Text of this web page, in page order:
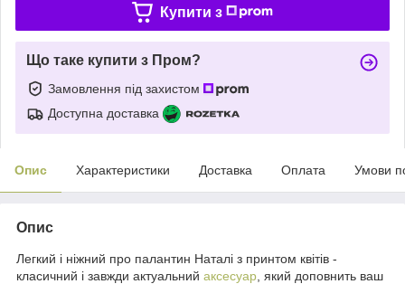
Купити з
Що таке купити з Пром?
Замовлення під захистом
Доступна доставка
Опис Характеристики Доставка Оплата Умови
Опис
Легкий і ніжний про палантин Наталі з принтом квітів -
класичний і завжди актуальний аксесуар , який доповнить ваш